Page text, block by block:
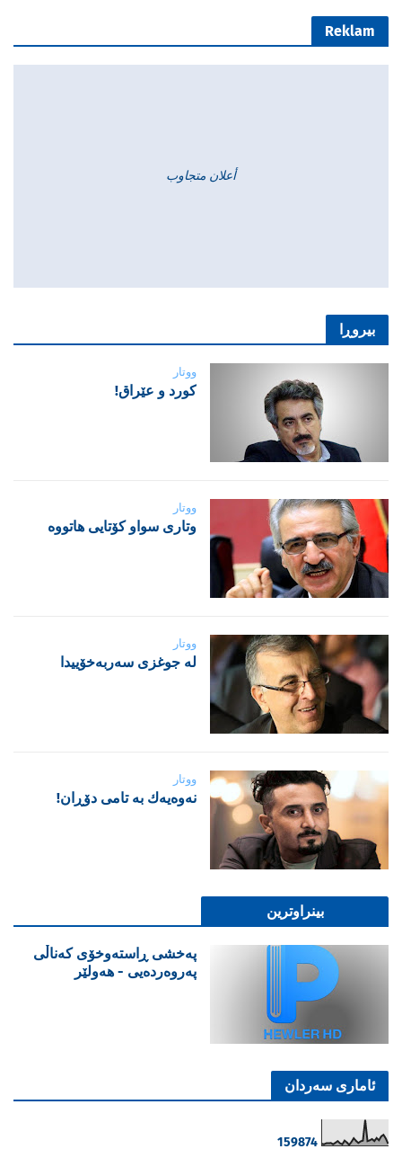
Reklam
أعلان متجاوب
بیروڕا
ووتار
‌كورد و عێراق!
ووتار
‌وتاری سواو کۆتایی هاتووە
ووتار
لە جوغزی سەربەخۆییدا
ووتار
نه‌وه‌یه‌ك به‌ تامی دۆڕان!
بینراوترین
پەخشی ڕاستەوخۆی کەناڵی
پەروەردەیی - هەولێر
ئاماری سەردان
159874